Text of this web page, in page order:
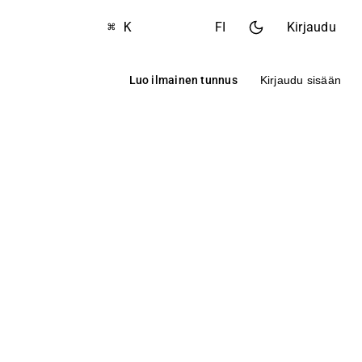
⌘ K FI Kirjaudu
Luo ilmainen tunnus Kirjaudu sisään